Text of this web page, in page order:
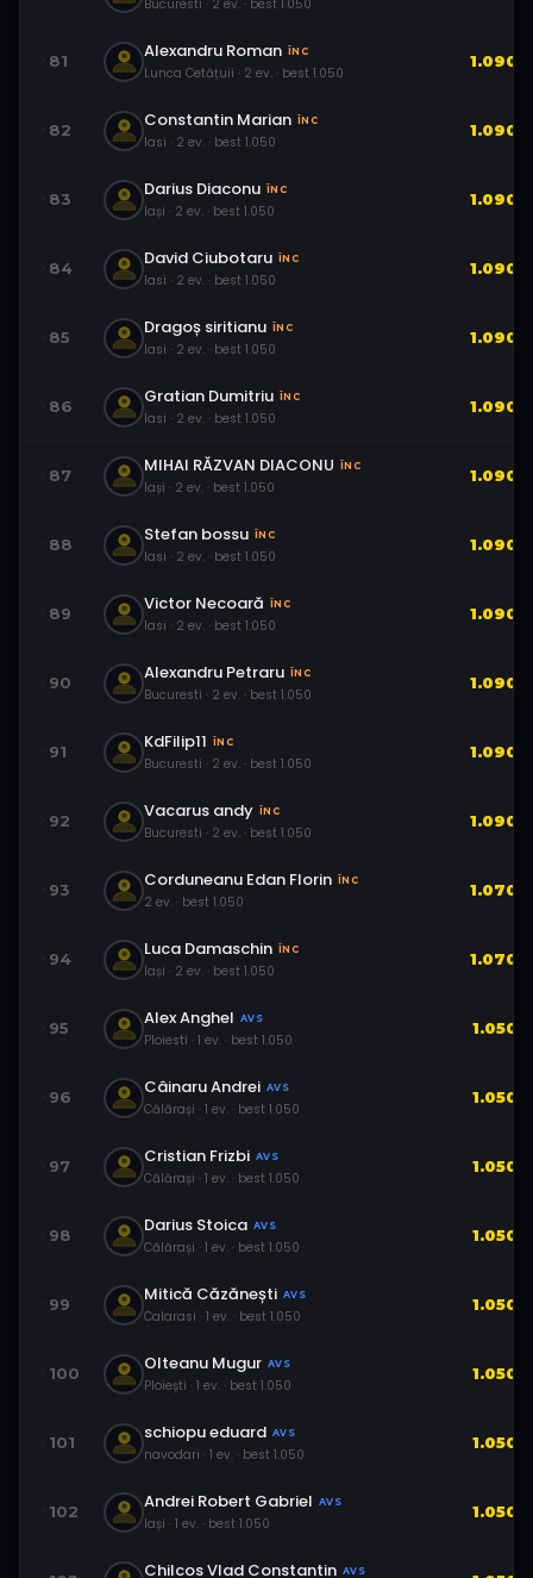
Bucuresti · 2 ev. · best 1.050
81 Alexandru Roman ÎNC
Lunca Cetățuii · 2 ev. · best 1.050
1.090
82 Constantin Marian ÎNC
Iasi · 2 ev. · best 1.050
1.090
83 Darius Diaconu ÎNC
Iași · 2 ev. · best 1.050
1.090
84 David Ciubotaru ÎNC
Iasi · 2 ev. · best 1.050
1.090
85 Dragoș siritianu ÎNC
Iasi · 2 ev. · best 1.050
1.090
86 Gratian Dumitriu ÎNC
Iasi · 2 ev. · best 1.050
1.090
87 MIHAI RĂZVAN DIACONU ÎNC
Iași · 2 ev. · best 1.050
1.090
88 Stefan bossu ÎNC
Iasi · 2 ev. · best 1.050
1.090
89 Victor Necoară ÎNC
Iasi · 2 ev. · best 1.050
1.090
90 Alexandru Petraru ÎNC
Bucuresti · 2 ev. · best 1.050
1.090
91 KdFilip11 ÎNC
Bucuresti · 2 ev. · best 1.050
1.090
92 Vacarus andy ÎNC
Bucuresti · 2 ev. · best 1.050
1.090
93 Corduneanu Edan Florin ÎNC
2 ev. · best 1.050
1.070
94 Luca Damaschin ÎNC
Iași · 2 ev. · best 1.050
1.070
95 Alex Anghel AVS
Ploiesti · 1 ev. · best 1.050
1.050
96 Câinaru Andrei AVS
Călărași · 1 ev. · best 1.050
1.050
97 Cristian Frizbi AVS
Călărași · 1 ev. · best 1.050
1.050
98 Darius Stoica AVS
Călărași · 1 ev. · best 1.050
1.050
99 Mitică Căzănești AVS
Calarasi · 1 ev. · best 1.050
1.050
100 Olteanu Mugur AVS
Ploiești · 1 ev. · best 1.050
1.050
101 schiopu eduard AVS
navodari · 1 ev. · best 1.050
1.050
102 Andrei Robert Gabriel AVS
Iași · 1 ev. · best 1.050
1.050
Chilcos Vlad Constantin AVS